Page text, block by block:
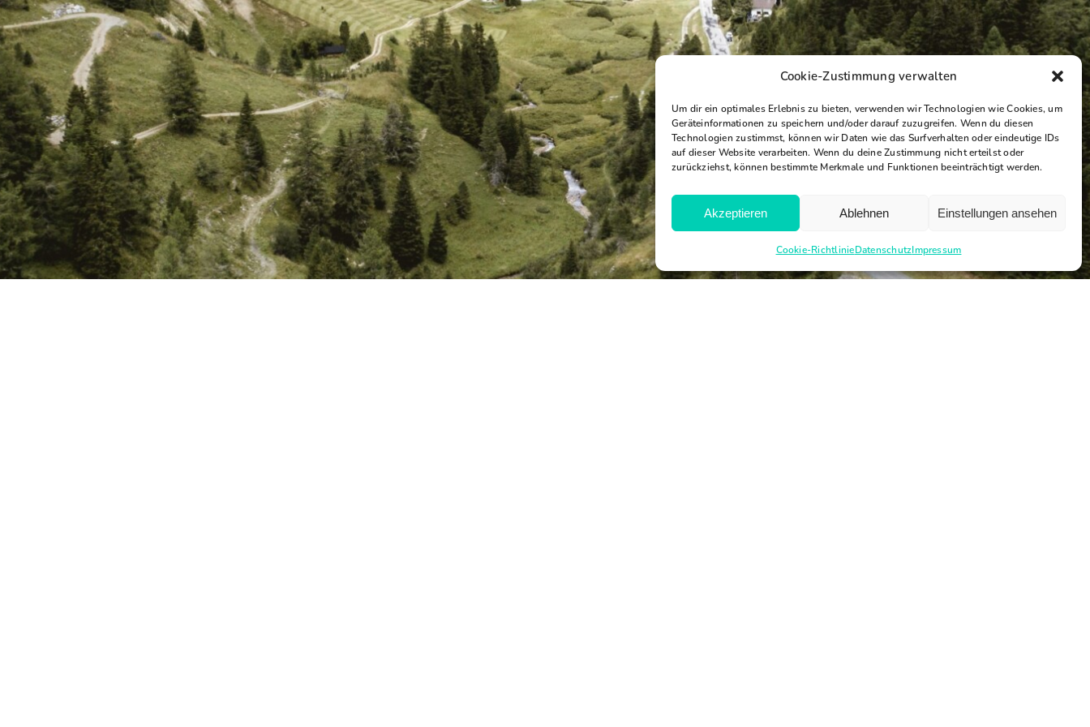
Cookie-Zustimmung verwalten
Um dir ein optimales Erlebnis zu bieten, verwenden wir Technologien wie Cookies, um
Geräteinformationen zu speichern und/oder darauf zuzugreifen. Wenn du diesen
Technologien zustimmst, können wir Daten wie das Surfverhalten oder eindeutige IDs
auf dieser Website verarbeiten. Wenn du deine Zustimmung nicht erteilst oder
zurückziehst, können bestimmte Merkmale und Funktionen beeinträchtigt werden.
Akzeptieren Ablehnen Einstellungen ansehen
Cookie-RichtlinieDatenschutzImpressum